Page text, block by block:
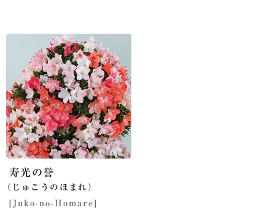
寿光の誉
（じゅこうのほまれ）
[Juko-no-Homare]